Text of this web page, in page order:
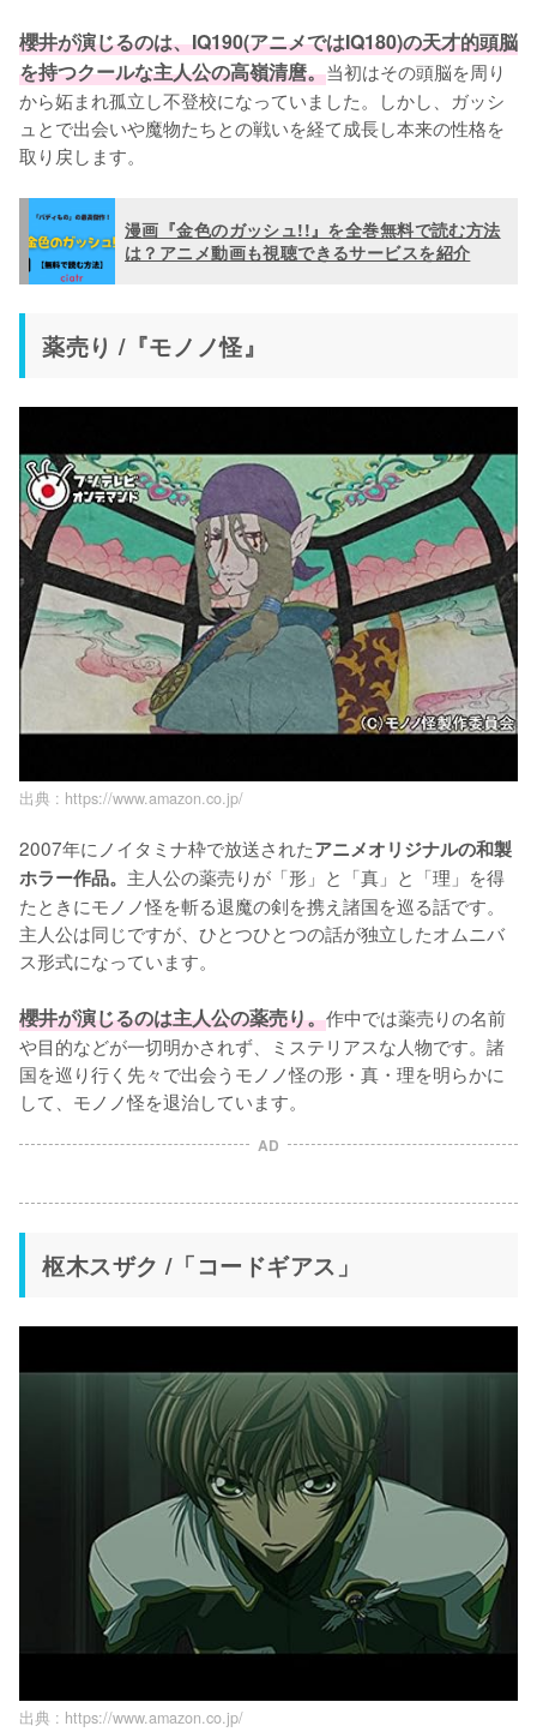
櫻井が演じるのは、IQ190(アニメではIQ180)の天才的頭脳
を持つクールな主人公の高嶺清麿。当初はその頭脳を周り
から妬まれ孤立し不登校になっていました。しかし、ガッシ
ュとで出会いや魔物たちとの戦いを経て成長し本来の性格を
取り戻します。
漫画『金色のガッシュ!!』を全巻無料で読む方法
は？アニメ動画も視聴できるサービスを紹介
薬売り /『モノノ怪』
出典 : https://www.amazon.co.jp/
2007年にノイタミナ枠で放送されたアニメオリジナルの和製
ホラー作品。 主人公の薬売りが「形」と「真」と「理」を得
たときにモノノ怪を斬る退魔の剣を携え諸国を巡る話です。
主人公は同じですが、ひとつひとつの話が独立したオムニバ
ス形式になっています。
櫻井が演じるのは主人公の薬売り。作中では薬売りの名前
や目的などが一切明かされず、ミステリアスな人物です。諸
国を巡り行く先々で出会うモノノ怪の形・真・理を明らかに
して、モノノ怪を退治しています。
AD
枢木スザク /「コードギアス」
出典 : https://www.amazon.co.jp/